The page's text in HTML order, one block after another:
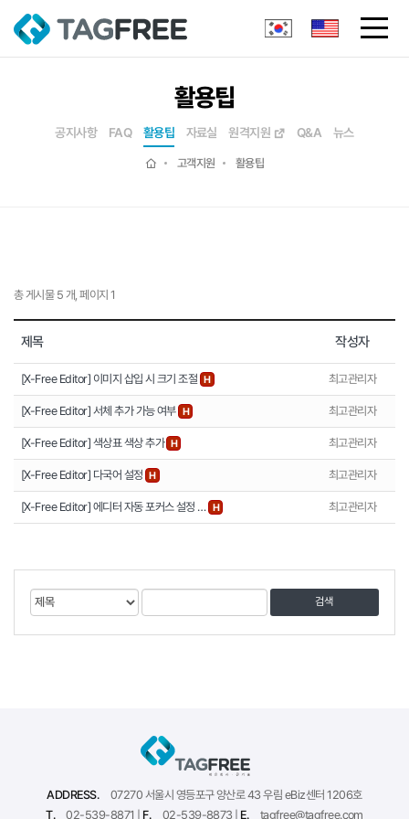
활용팁
공지사항 FAQ 활용팁 자료실 원격지원 Q&A 뉴스
고객지원 활용팁
총 게시물 5 개, 페이지 1
제목 작성자
[X-Free Editor] 이미지 삽입 시 크기 조절 H 최고관리자
[X-Free Editor] 서체 추가 가능 여부 H 최고관리자
[X-Free Editor] 색상표 색상 추가 H 최고관리자
[X-Free Editor] 다국어 설정 H 최고관리자
[X-Free Editor] 에디터 자동 포커스 설정 … H 최고관리자
게
시
물
검
색
대
색
어
ADDRESS.
07270 서울시 영등포구 양산로 43 우림 eBiz센터 1206호
T.
02-539-8871 | F. 02-539-8873 | E. tagfree@tagfree.com